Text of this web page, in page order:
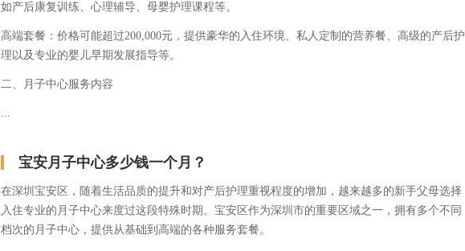
如产后康复训练、心理辅导、母婴护理课程等。
高端套餐：价格可能超过200,000元，提供豪华的入住环境、私人定制的营养餐、高级的产后护
理以及专业的婴儿早期发展指导等。
二、月子中心服务内容
...
宝安月子中心多少钱一个月？
在深圳宝安区，随着生活品质的提升和对产后护理重视程度的增加，越来越多的新手父母选择
入住专业的月子中心来度过这段特殊时期。宝安区作为深圳市的重要区域之一，拥有多个不同
档次的月子中心，提供从基础到高端的各种服务套餐。